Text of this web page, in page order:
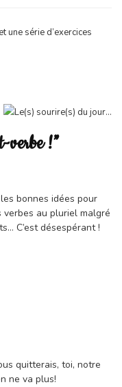
verbe
une série d’exercices
verbe !”
bonnes idées pour
verbes au pluriel malgré
C’est désespérant !
quitterais, toi, notre
ne va plus!